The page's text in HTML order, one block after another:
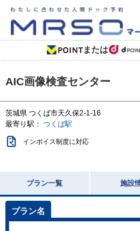
または
AIC画像検査センター
茨城県 つくば市天久保2-1-16
最寄り駅： つくば駅
インボイス制度に対応
プラン一覧 施設